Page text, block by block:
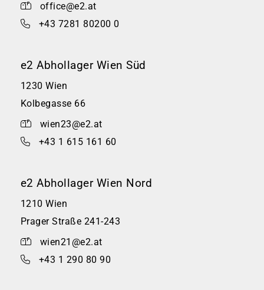
office@e2.at
+43 7281 80200 0
e2 Abhollager Wien Süd
1230 Wien
Kolbegasse 66
wien23@e2.at
+43 1 615 161 60
e2 Abhollager Wien Nord
1210 Wien
Prager Straße 241-243
wien21@e2.at
+43 1 290 80 90